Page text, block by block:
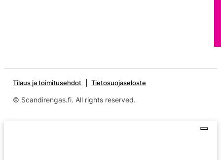
Tilaus ja toimitusehdot Tietosuojaseloste
© Scandirengas.fi. All rights reserved.